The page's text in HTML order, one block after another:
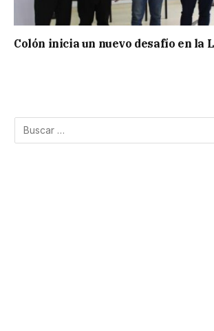
Colón inicia un nuevo desafío en la